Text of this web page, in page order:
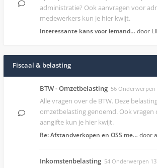
administratie? Ook aanvragen voor
medewerkers kun je hier kwijt.
Interessante kans voor iemand… door
Fiscaal & belasting
BTW - Omzetbelasting 56 Onderwerpen
Alle vragen over de BTW. Deze
omzetbelasting genoemd. Ook vragen
aangifte kun je hier kwijt.
Re: Afstandverkopen en OSS me… door
Inkomstenbelasting 54 Onderwerpen